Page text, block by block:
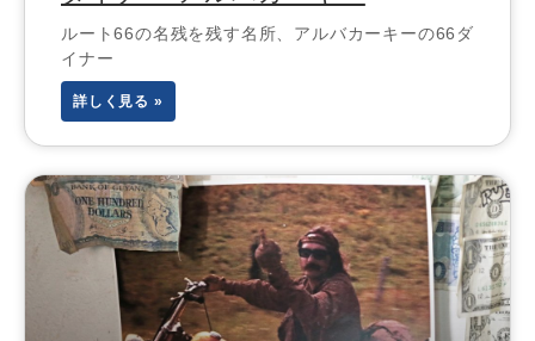
ルート66の名残を残す名所、アルバカーキーの66ダ
イナー
詳しく見る »